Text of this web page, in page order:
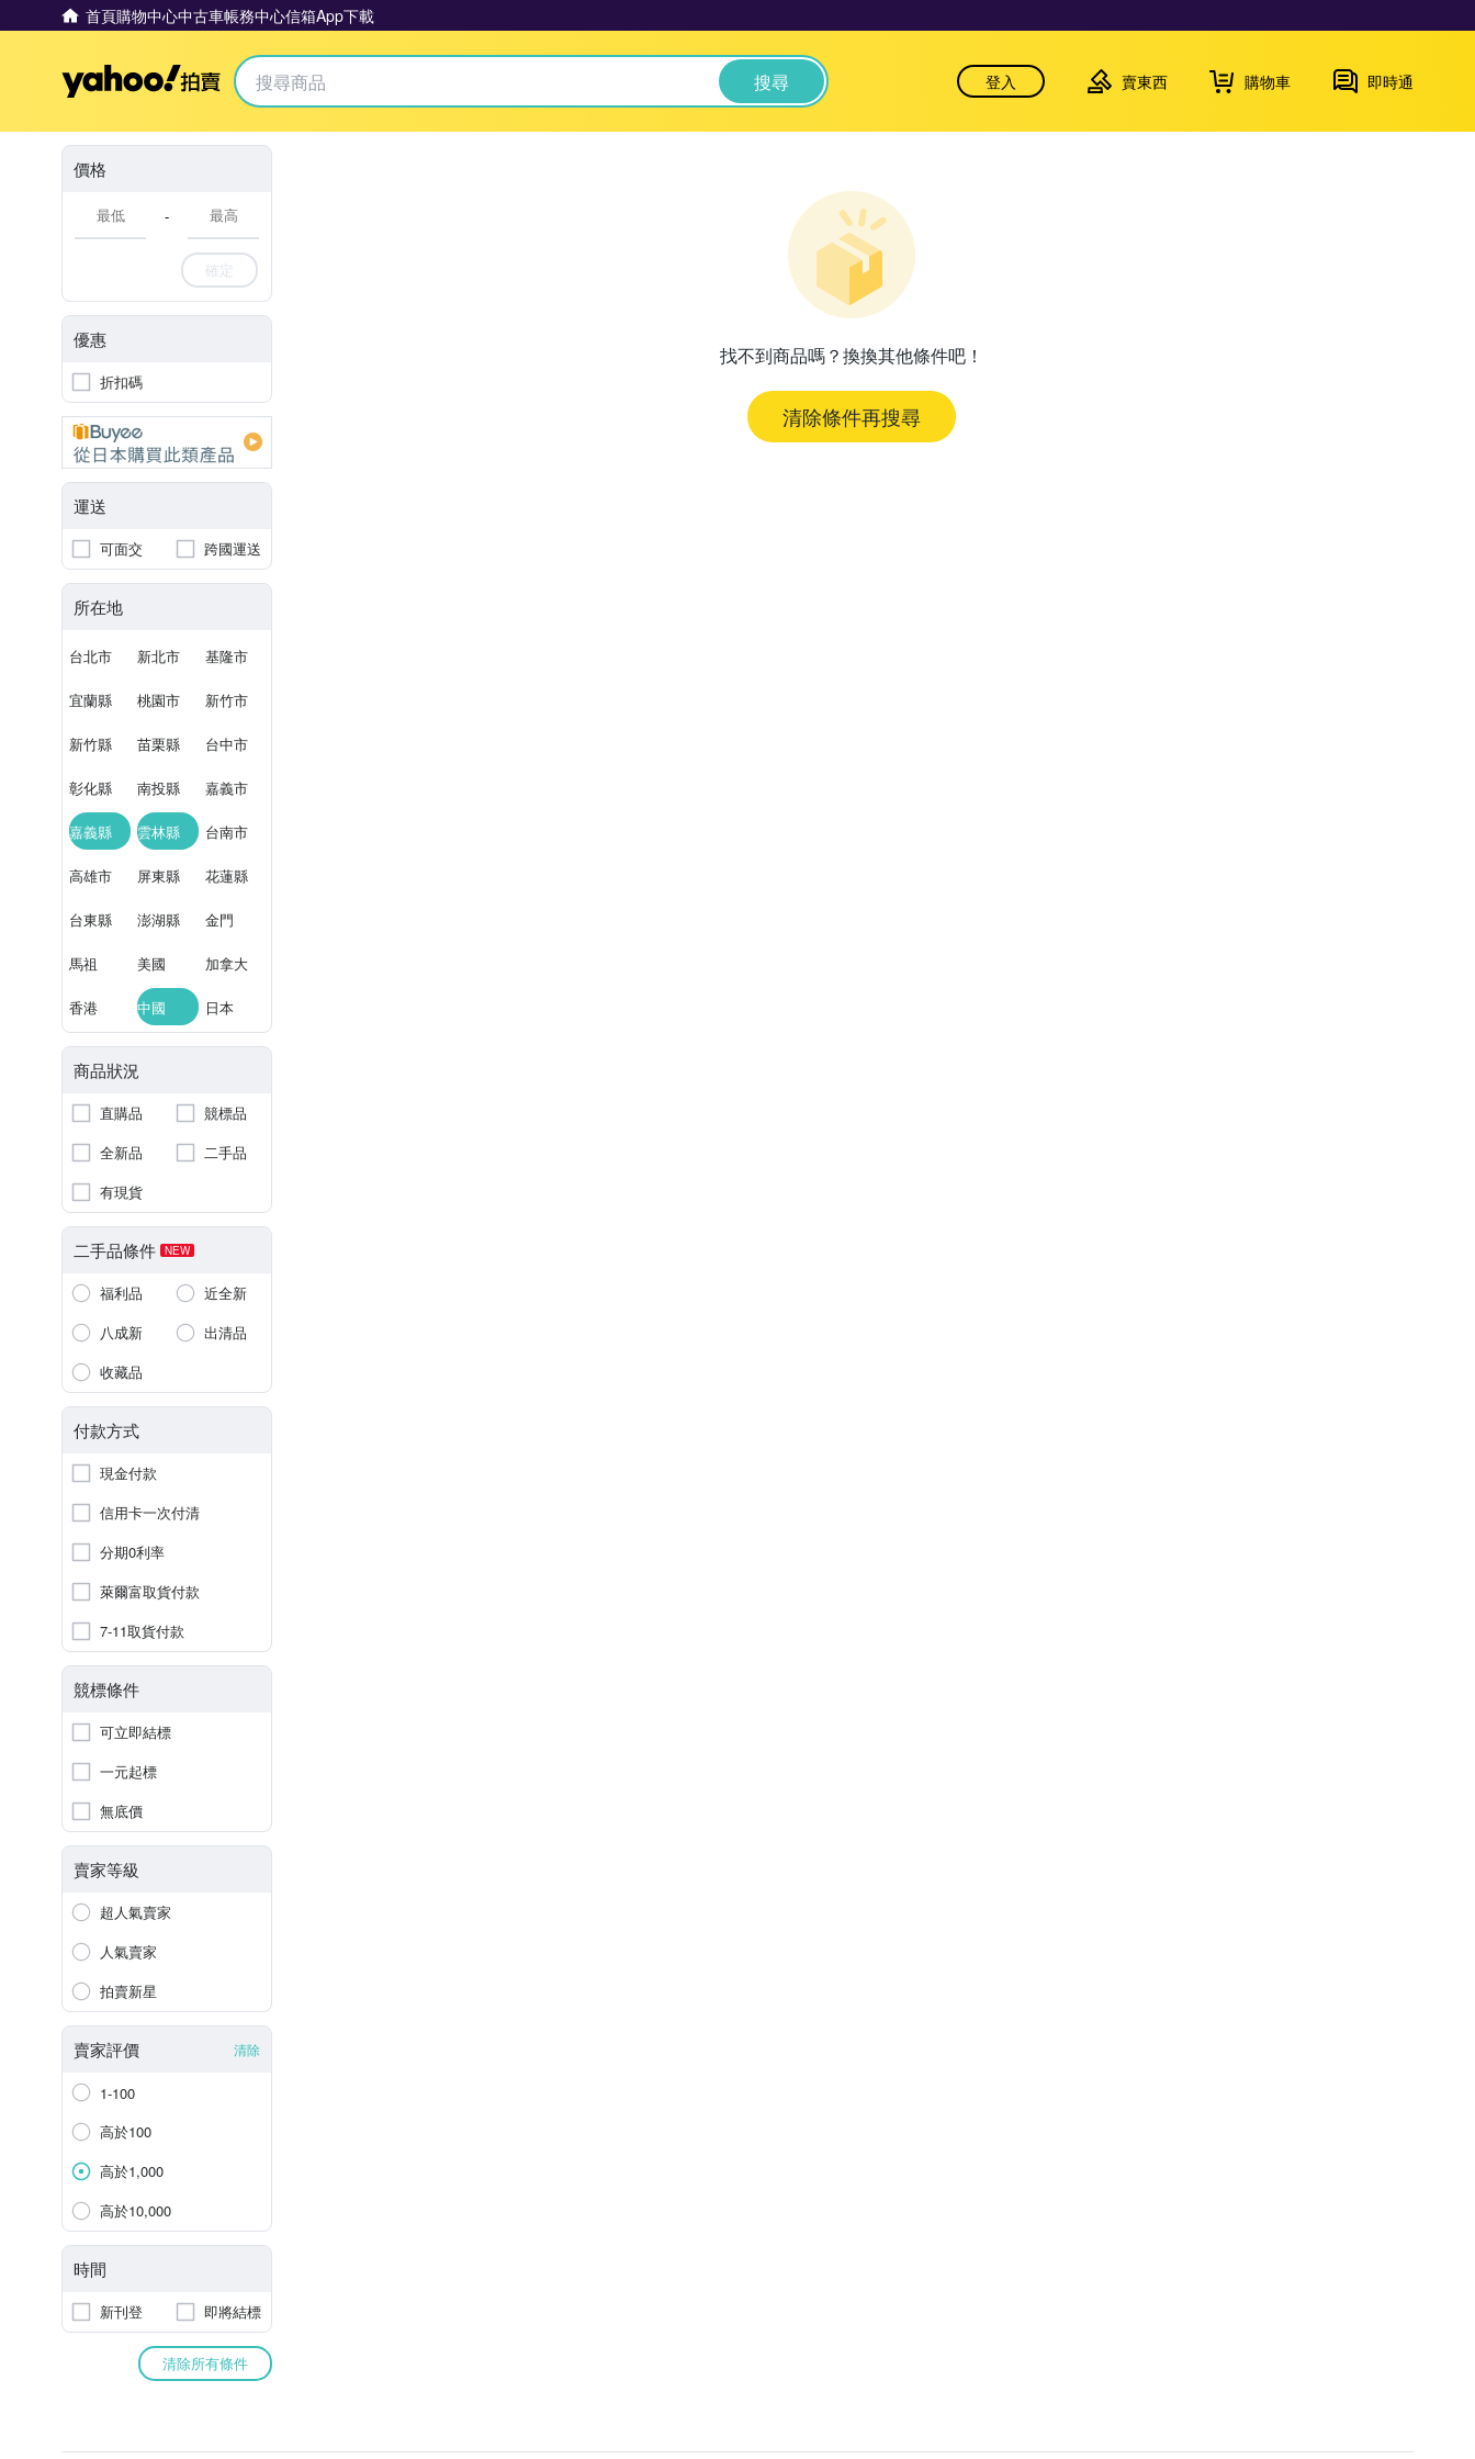
首頁購物中心中古車帳務中心信箱App下載
Yahoo拍賣 搜尋 登入 賣東西 購物車 即時通
價格
-
確定
優惠
折扣碼
運送
可面交 跨國運送
所在地
台北市 新北市 基隆市
宜蘭縣 桃園市 新竹市
新竹縣 苗栗縣 台中市
彰化縣 南投縣 嘉義市
嘉義縣 雲林縣 台南市
高雄市 屏東縣 花蓮縣
台東縣 澎湖縣 金門
馬祖 美國 加拿大
香港 中國 日本
商品狀況
直購品
競標品
全新品
二手品
有現貨
二手品條件 NEW
福利品
近全新
八成新
出清品
收藏品
付款方式
現金付款
信用卡一次付清
分期0利率
萊爾富取貨付款
7-11取貨付款
競標條件
可立即結標
一元起標
無底價
賣家等級
超人氣賣家
人氣賣家
拍賣新星
賣家評價 清除
1-100
高於100
高於1,000
高於10,000
時間
新刊登 即將結標
清除所有條件
找不到商品嗎？換換其他條件吧！
清除條件再搜尋